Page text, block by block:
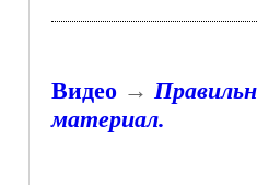
Видео →
материал.